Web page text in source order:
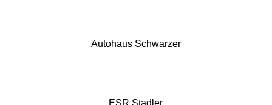
Autohaus Schwarzer
ESR Stadler